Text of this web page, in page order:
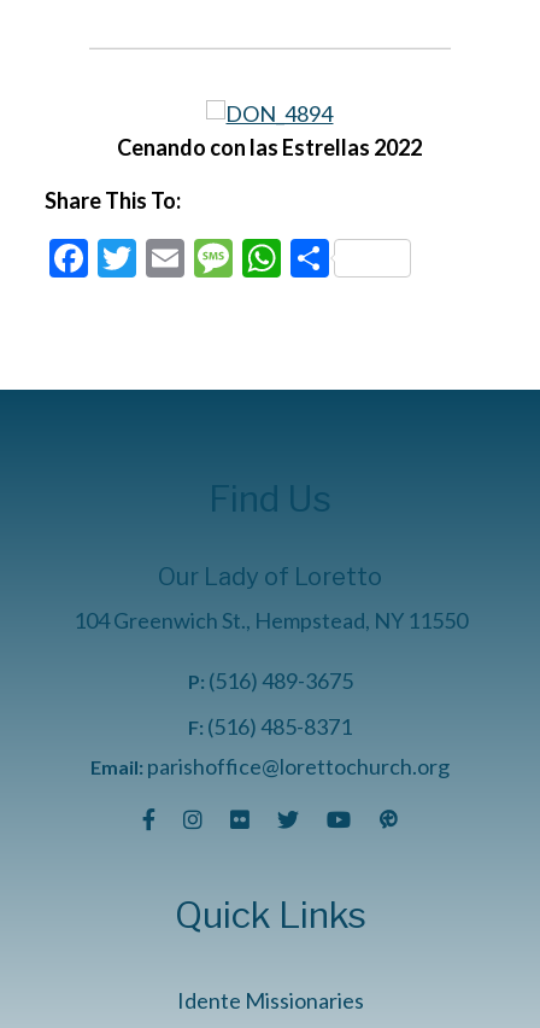
Cenando con las Estrellas 2022
Share This To:
Facebook
Twitter
EmailMessage
WhatsApp
Compartir
Find Us
Our Lady of Loretto
104 Greenwich St., Hempstead, NY 11550
P: (516) 489-3675
F: (516) 485-8371
Email: parishoffice@lorettochurch.org
Quick Links
Idente Missionaries